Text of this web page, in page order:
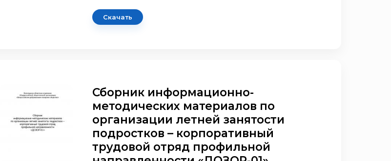
Скачать
Сборник информационно-
методических материалов по
организации летней занятости
подростков – корпоративный
трудовой отряд профильной